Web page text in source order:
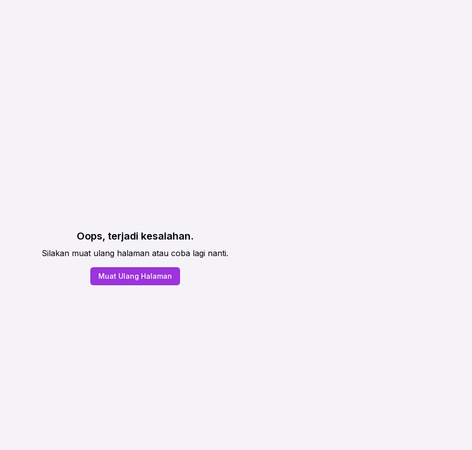
Oops, terjadi kesalahan.
Silakan muat ulang halaman atau coba lagi nanti.
Muat Ulang Halaman